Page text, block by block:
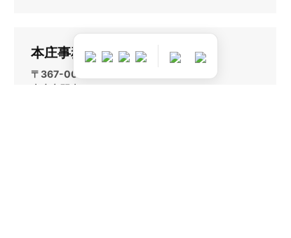
本庄事務所
〒367-0041
本庄市駅南1-16-19